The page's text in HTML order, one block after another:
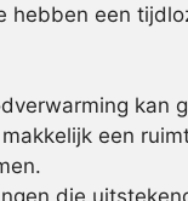
hebben een
kan
een